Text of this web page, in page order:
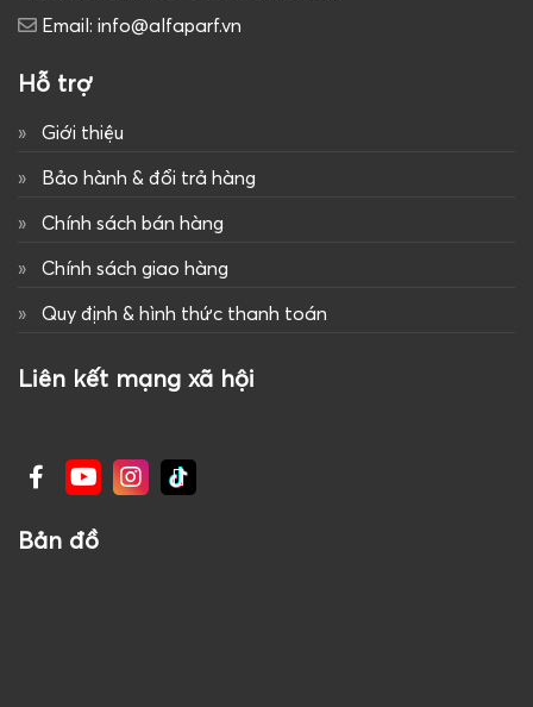
Email: info@alfaparf.vn
Hỗ trợ
Giới thiệu
Bảo hành & đổi trả hàng
Chính sách bán hàng
Chính sách giao hàng
Quy định & hình thức thanh toán
Liên kết mạng xã hội
Bản đồ